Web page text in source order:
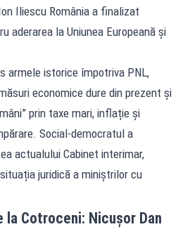
Iliescu România a finalizat
aderarea la Uniunea Europeană și
armele istorice împotriva PNL,
economice dure din prezent și
prin taxe mari, inflație și
Social-democratul a
actualului Cabinet interimar,
juridică a miniștrilor cu
Cotroceni: Nicușor Dan